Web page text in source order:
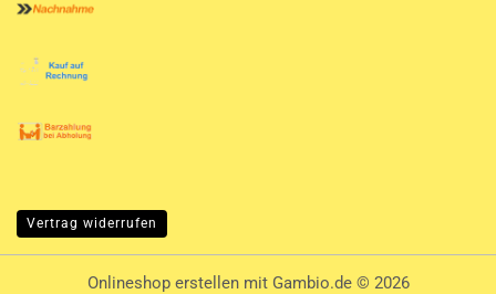
Vertrag widerrufen
Onlineshop erstellenmit Gambio.de © 2026